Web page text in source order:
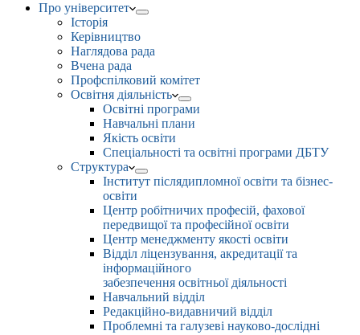
Про університет
Історія
Керівництво
Наглядова рада
Вчена рада
Профспілковий комітет
Освітня діяльність
Освітні програми
Навчальні плани
Якість освіти
Спеціальності та освітні програми ДБТУ
Структура
Інститут післядипломної освіти та бізнес-
освіти
Центр робітничих професій, фахової
передвищої та професійної освіти
Центр менеджменту якості освіти
Відділ ліцензування, акредитації та
інформаційного
забезпечення освітньої діяльності
Навчальний відділ
Редакційно-видавничий відділ
Проблемні та галузеві науково-дослідні